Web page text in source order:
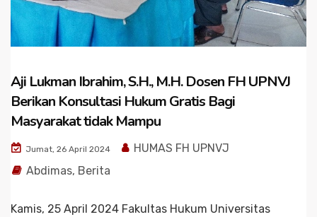
Aji Lukman Ibrahim, S.H., M.H. Dosen FH UPNVJ
Berikan Konsultasi Hukum Gratis Bagi
Masyarakat tidak Mampu
Jumat, 26 April 2024
HUMAS FH UPNVJ
Abdimas, Berita
Kamis, 25 April 2024 Fakultas Hukum Universitas